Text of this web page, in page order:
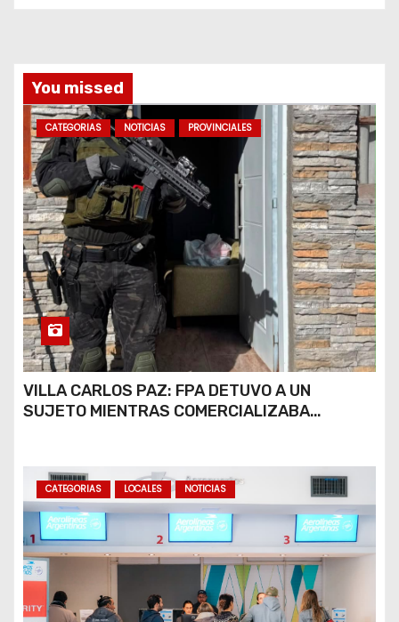
You missed
CATEGORIAS NOTICIAS PROVINCIALES
VILLA CARLOS PAZ: FPA DETUVO A UN
SUJETO MIENTRAS COMERCIALIZABA
CATEGORIAS LOCALES NOTICIAS